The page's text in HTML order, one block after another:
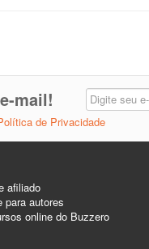
mail!
de Privacidade
afiliado
para autores
online do Buzzero